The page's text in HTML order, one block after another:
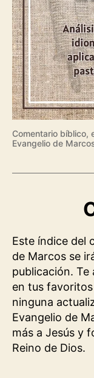
Comentario bíblico,
Evangelio de
Este índice del
de Marcos se
publicación. Te
en tus
ninguna
Evangelio de
más a Jesús y
Reino de Dios.